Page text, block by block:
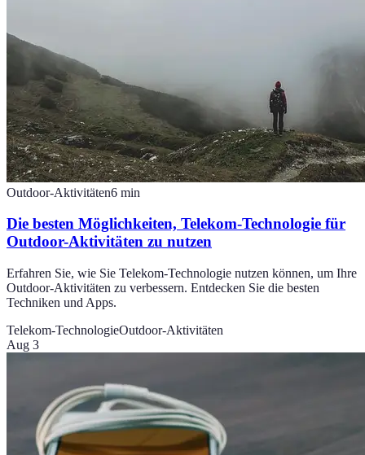
Outdoor-Aktivitäten6 min
Die besten Möglichkeiten, Telekom-Technologie für
Outdoor-Aktivitäten zu nutzen
Erfahren Sie, wie Sie Telekom-Technologie nutzen können, um Ihre
Outdoor-Aktivitäten zu verbessern. Entdecken Sie die besten
Techniken und Apps.
Telekom-TechnologieOutdoor-Aktivitäten
Aug 3